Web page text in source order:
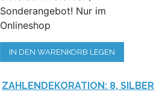
Sonderangebot! Nur im
Onlineshop
IN DEN WARENKORB LEGEN
ZAHLENDEKORATION: 8, SILBER